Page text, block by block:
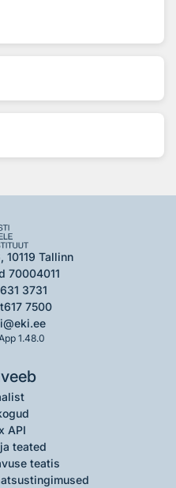
10119 Tallinn
70004011
631 3731
617 7500
1.48.0
API
teated
teatis